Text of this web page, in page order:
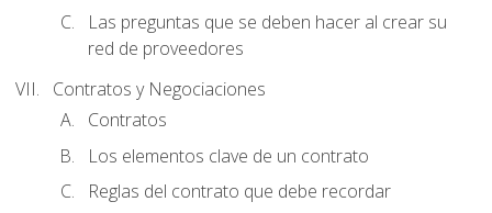
Las preguntas que se deben hacer al crear su
red de proveedores
Contratos y Negociaciones
Contratos
Los elementos clave de un contrato
Reglas del contrato que debe recordar